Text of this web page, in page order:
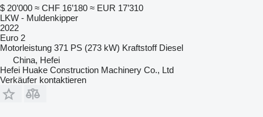
$ 20’000 ≈ CHF 16’180 ≈ EUR 17’310
LKW - Muldenkipper
2022
Euro 2
Motorleistung 371 PS (273 kW) Kraftstoff Diesel
China, Hefei
Hefei Huake Construction Machinery Co., Ltd
Verkäufer kontaktieren